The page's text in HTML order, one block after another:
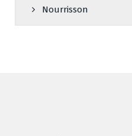
Nourrisson